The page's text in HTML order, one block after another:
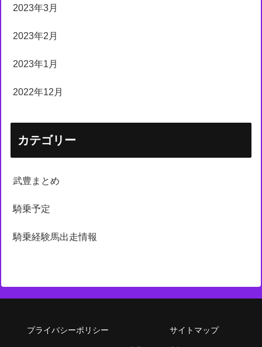
2023年3月
2023年2月
2023年1月
2022年12月
カテゴリー
武豊まとめ
騎乗予定
騎乗経験馬出走情報
プライバシーポリシー サイトマップ